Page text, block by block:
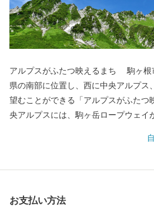
アルプスがふたつ映えるまち 駒ヶ根市（こまがねし）は、長野
県の南部に位置し、西に中央アルプス
望むことができる「アルプスがふたつ
央アルプスには、駒ヶ岳ロープウェイ
太郎温泉郷などがあり、全国各地から
くりを進めています。 アルプスの雄
お支払い方法